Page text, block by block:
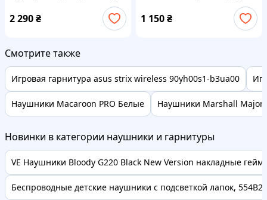
8703P082P
2 290₴ 1 150₴
Смотрите также
Игровая гарнитура asus strix wireless 90yh00s1-b3ua00
Наушники Macaroon PRO Белые Наушники Marshall Major
Новинки в категории наушники и гарнитуры
VE Наушники Bloody G220 Black New Version накладные
Беспроводные детские наушники с подсветкой лапок,